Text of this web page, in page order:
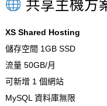
共享主機方
XS Shared Hosting
儲存空間 1GB SSD
流量 50GB/月
可新增 1 個網站
MySQL 資料庫無限